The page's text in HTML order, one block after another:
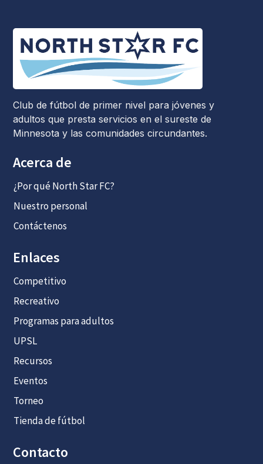
Club de fútbol de primer nivel para jóvenes y
adultos que presta servicios en el sureste de
Minnesota y las comunidades circundantes.
Acerca de
¿Por qué North Star FC?
Nuestro personal
Contáctenos
Enlaces
Competitivo
Recreativo
Programas para adultos
UPSL
Recursos
Eventos
Torneo
Tienda de fútbol
Contacto